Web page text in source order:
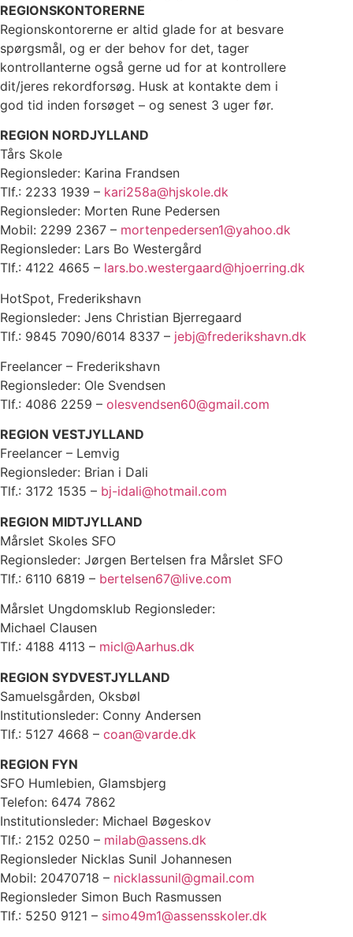
REGIONSKONTORERNE
Regionskontorerne er altid glade for at besvare
spørgsmål, og er der behov for det, tager
kontrollanterne også gerne ud for at kontrollere
dit/jeres rekordforsøg. Husk at kontakte dem i
god tid inden forsøget – og senest 3 uger før.
REGION NORDJYLLAND
Tårs Skole
Regionsleder: Karina Frandsen
Tlf.: 2233 1939 – kari258a@hjskole.dk
Regionsleder: Morten Rune Pedersen
Mobil: 2299 2367 – mortenpedersen1@yahoo.dk
Regionsleder: Lars Bo Westergård
Tlf.: 4122 4665 – lars.bo.westergaard@hjoerring.dk
HotSpot, Frederikshavn
Regionsleder: Jens Christian Bjerregaard
Tlf.: 9845 7090/6014 8337 – jebj@frederikshavn.dk
Freelancer – Frederikshavn
Regionsleder: Ole Svendsen
Tlf.: 4086 2259 – olesvendsen60@gmail.com
REGION VESTJYLLAND
Freelancer – Lemvig
Regionsleder: Brian i Dali
Tlf.: 3172 1535 – bj-idali@hotmail.com
REGION MIDTJYLLAND
Mårslet Skoles SFO
Regionsleder: Jørgen Bertelsen fra Mårslet SFO
Tlf.: 6110 6819 – bertelsen67@live.com
Mårslet Ungdomsklub Regionsleder:
Michael Clausen
Tlf.: 4188 4113 – micl@Aarhus.dk
REGION SYDVESTJYLLAND
Samuelsgården, Oksbøl
Institutionsleder: Conny Andersen
Tlf.: 5127 4668 – coan@varde.dk
REGION FYN
SFO Humlebien, Glamsbjerg
Telefon: 6474 7862
Institutionsleder: Michael Bøgeskov
Tlf.: 2152 0250 – milab@assens.dk
Regionsleder Nicklas Sunil Johannesen
Mobil: 20470718 – nicklassunil@gmail.com
Regionsleder Simon Buch Rasmussen
Tlf.: 5250 9121 – simo49m1@assensskoler.dk